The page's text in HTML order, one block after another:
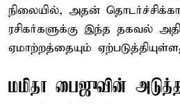
நிலையில், அதன்
ரசிகர்களுக்கு இந்த தகவல்
ஏமாற்றத்தையும்
மமிதா பைஜுவின்